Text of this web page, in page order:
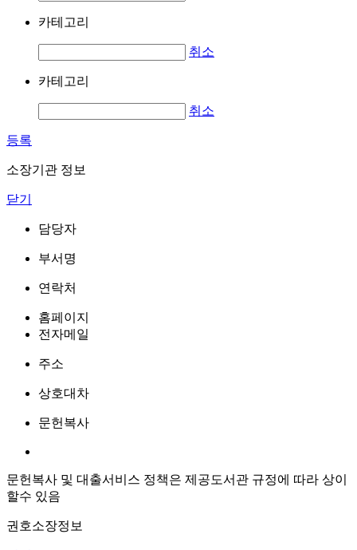
카테고리
취소
카테고리
취소
등록
소장기관 정보
닫기
담당자
부서명
연락처
홈페이지
전자메일
주소
상호대차
문헌복사
문헌복사 및 대출서비스 정책은 제공도서관 규정에 따라 상이
할수 있음
권호소장정보